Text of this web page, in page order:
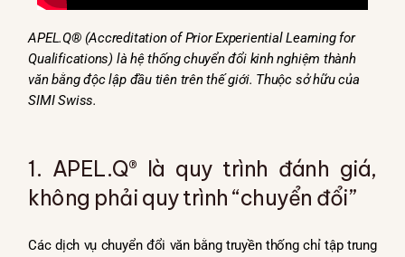
APEL.Q®(Accreditation of Prior Experiential Learning for
Qualifications) là hệ thống chuyển đổi kinh nghiệm thành
văn bằng độc lập đầu tiên trên thế giới. Thuộc sở hữu của
SIMI Swiss.
1. APEL.Q® là quy trình đánh giá,
không phải quy trình “chuyển đổi”
Các dịch vụ chuyển đổi văn bằng truyền thống chỉ tập trung